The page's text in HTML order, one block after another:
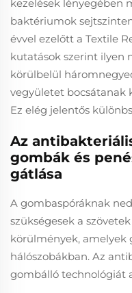
kezelések lényegében
baktériumok
évvel ezelőtt a Textile
kutatások szerint ilyen
körülbelül
vegyületet bocsátanak
Ez elég jelentős
Az
gombák és
gátlása
A gombaspóráknak
szükségesek a
körülmények, amelyek
hálószobákban. Az
gombálló technológiát